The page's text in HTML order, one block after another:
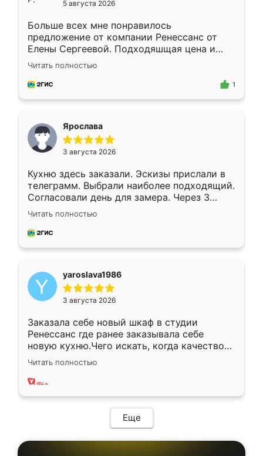
5 августа 2026
Больше всех мне понравилось
предложение от компании Ренессанс от
Елены Сергеевой. Подходяшщая цена и
короткие сроки изготовления. Приехавший
для замера сотрудник Владислав
предложил по моему эскизу самый
Читать полностью
1
Ярослава
3 августа 2026
Кухню здесь заказали. Эскизы прислали в
телеграмм. Выбрали наиболее подходящий.
Согласовали день для замера. Через 3
недели кухня была уже готова. Остались
довольны работой. Спасибо Ренессанс
мебель за качественную работу!
Читать полностью
yaroslava1986
3 августа 2026
Заказала себе новый шкаф в студии
Ренессанс где ранее заказывала себе
новую кухню.Чего искать, когда качеством
вполне довольна. Служит кухня уже почти
два года, нареканий нет.
Читать полностью
Еще